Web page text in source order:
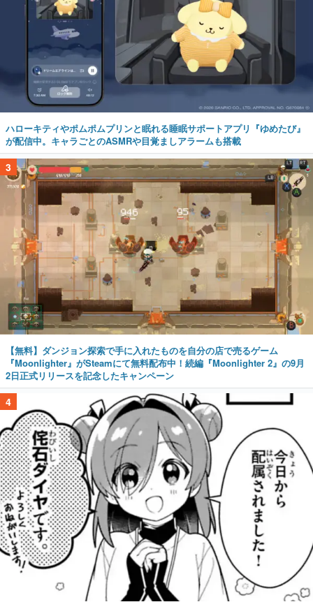
ハローキティやポムポムプリンと眠れる睡眠サポートアプリ『ゆめたび』
が配信中。キャラごとのASMRや目覚ましアラームも搭載
3
【無料】ダンジョン探索で手に入れたものを自分の店で売るゲーム
『Moonlighter』がSteamにて無料配布中！続編『Moonlighter 2』の9月
2日正式リリースを記念したキャンペーン
4